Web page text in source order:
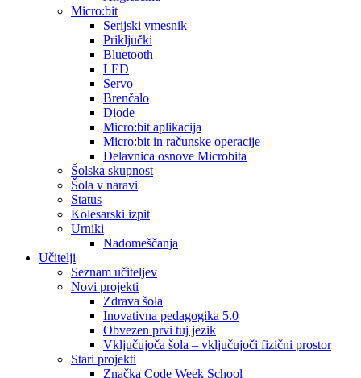
Micro:bit
Serijski vmesnik
Priključki
Bluetooth
LED
Servo
Brenčalo
Diode
Micro:bit aplikacija
Micro:bit in računske operacije
Delavnica osnove Microbita
Šolska skupnost
Šola v naravi
Status
Kolesarski izpit
Urniki
Nadomeščanja
Učitelji
Seznam učiteljev
Novi projekti
Zdrava šola
Inovativna pedagogika 5.0
Obvezen prvi tuj jezik
Vključujoča šola – vključujoči fizični prostor
Stari projekti
Značka Code Week School